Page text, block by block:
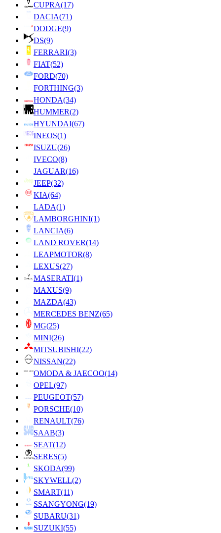
CUPRA(17)
DACIA(71)
DODGE(9)
DS(9)
FERRARI(3)
FIAT(52)
FORD(70)
FORTHING(3)
HONDA(34)
HUMMER(2)
HYUNDAI(67)
INEOS(1)
ISUZU(26)
IVECO(8)
JAGUAR(16)
JEEP(32)
KIA(64)
LADA(1)
LAMBORGHINI(1)
LANCIA(6)
LAND ROVER(14)
LEAPMOTOR(8)
LEXUS(27)
MASERATI(1)
MAXUS(9)
MAZDA(43)
MERCEDES BENZ(65)
MG(25)
MINI(26)
MITSUBISHI(22)
NISSAN(22)
OMODA & JAECOO(14)
OPEL(97)
PEUGEOT(57)
PORSCHE(10)
RENAULT(76)
SAAB(3)
SEAT(12)
SERES(5)
SKODA(99)
SKYWELL(2)
SMART(11)
SSANGYONG(19)
SUBARU(31)
SUZUKI(55)